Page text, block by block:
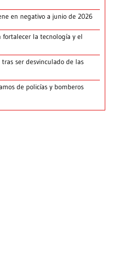
en negativo a junio de 2026
fortalecer la tecnología y el
ser desvinculado de las
de policías y bomberos